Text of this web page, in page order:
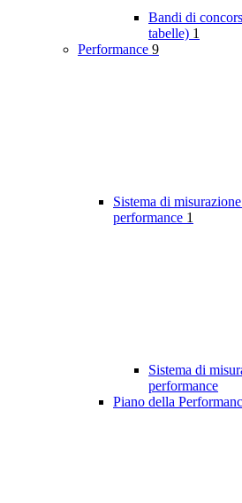
Bandi di
tabelle) 1
Performance 9
Sistema di
performance 1
Sistema di
performance
Piano della